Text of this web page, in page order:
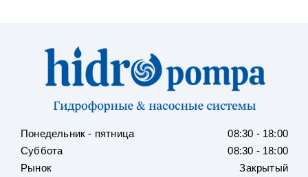
Понедельник - пятница
08:30 - 18:00
Суббота
08:30 - 18:00
Рынок
Закрытый